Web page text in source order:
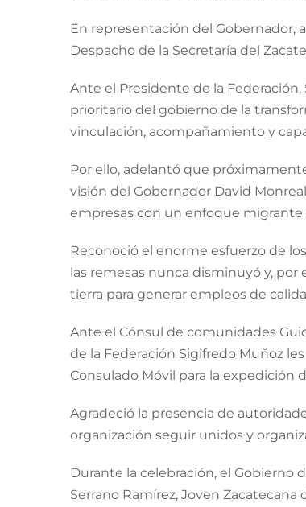
En representación del Gobernador,
Despacho de la Secretaría del
Ante el Presidente de la
prioritario del gobierno de la
vinculación, acompañamiento y
Por ello, adelantó que
visión del Gobernador David
empresas con un enfoque migrante
Reconoció el enorme esfuerzo de
las remesas nunca disminuyó y,
tierra para generar empleos de
Ante el Cónsul de comunidades
de la Federación Sigifredo Muñoz
Consulado Móvil para la expedición
Agradeció la presencia de
organización seguir unidos y
Durante la celebración, el Gobierno
Serrano Ramírez, Joven Zacatecana